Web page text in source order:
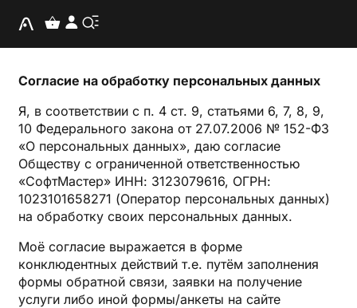
Согласие на обработку персональных данных
Я, в соответствии с п. 4 ст. 9, статьями 6, 7, 8, 9,
10 Федерального закона от 27.07.2006 № 152-ФЗ
«О персональных данных», даю согласие
Обществу с ограниченной ответственностью
«СофтМастер» ИНН: 3123079616, ОГРН:
1023101658271 (Оператор персональных данных)
на обработку своих персональных данных.
Моё согласие выражается в форме
конклюдентных действий т.е. путём заполнения
формы обратной связи, заявки на получение
услуги либо иной формы/анкеты на сайте